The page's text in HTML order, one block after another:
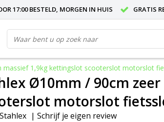
17:00 BESTELD, MORGEN IN HUIS GRATIS
massief 1,9kg kettingslot scooterslot motorslot
Ø10mm / 90cm
motorslot
Stahlex | Schrijf je eigen review